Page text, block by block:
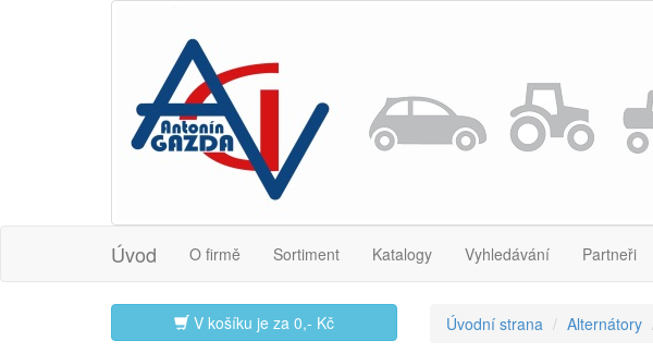
Úvod O firmě Sortiment Katalogy Vyhledávání Partneři
V košíku je za 0,- Kč Úvodní strana Alternátory